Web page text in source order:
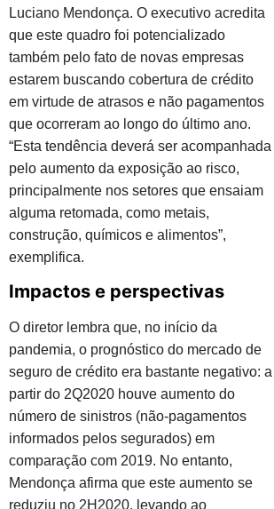
Luciano Mendonça. O executivo acredita
que este quadro foi potencializado
também pelo fato de novas empresas
estarem buscando cobertura de crédito
em virtude de atrasos e não pagamentos
que ocorreram ao longo do último ano.
“Esta tendência deverá ser acompanhada
pelo aumento da exposição ao risco,
principalmente nos setores que ensaiam
alguma retomada, como metais,
construção, químicos e alimentos”,
exemplifica.
Impactos e perspectivas
O diretor lembra que, no início da
pandemia, o prognóstico do mercado de
seguro de crédito era bastante negativo: a
partir do 2Q2020 houve aumento do
número de sinistros (não-pagamentos
informados pelos segurados) em
comparação com 2019. No entanto,
Mendonça afirma que este aumento se
reduziu no 2H2020, levando ao